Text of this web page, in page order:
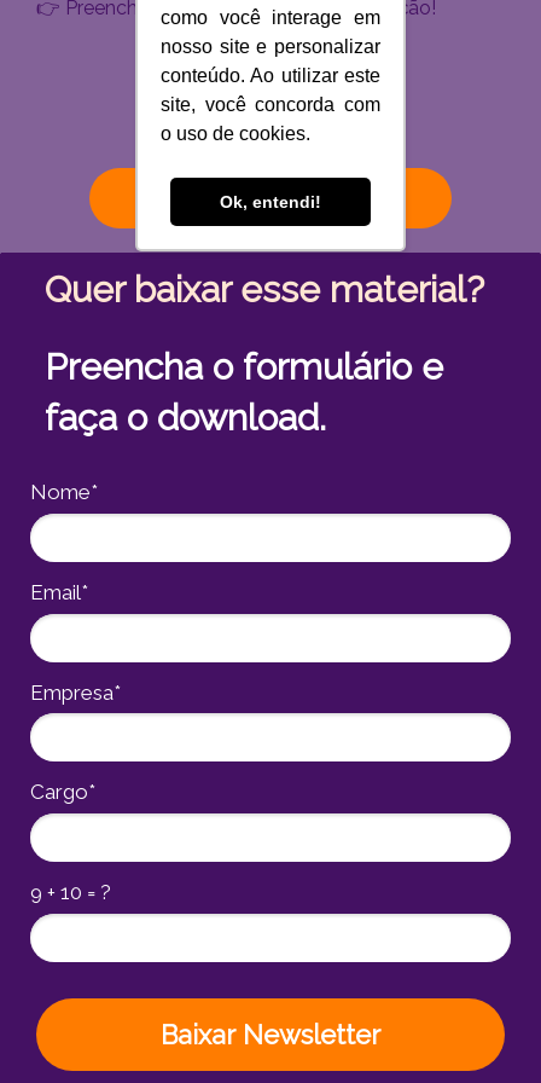
como você interage em
nosso site e personalizar
conteúdo. Ao utilizar este
site, você concorda com
o uso de cookies.
Ok, entendi!
👉 Preencha o formulário e baixe sua edição!
Baixar Newsletter
Quer baixar esse material?
Preencha o formulário e
faça o download.
Nome*
Email*
Empresa*
Cargo*
9 + 10 = ?
Baixar Newsletter